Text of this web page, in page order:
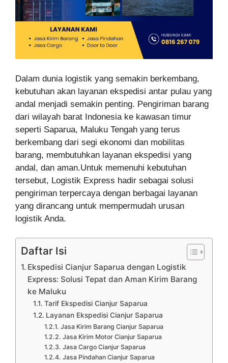
Dalam dunia logistik yang semakin berkembang,
kebutuhan akan layanan ekspedisi antar pulau yang
andal menjadi semakin penting. Pengiriman barang
dari wilayah barat Indonesia ke kawasan timur
seperti Saparua, Maluku Tengah yang terus
berkembang dari segi ekonomi dan mobilitas
barang, membutuhkan layanan ekspedisi yang
andal, dan aman.Untuk memenuhi kebutuhan
tersebut, Logistik Express hadir sebagai solusi
pengiriman terpercaya dengan berbagai layanan
yang dirancang untuk mempermudah urusan
logistik Anda.
Daftar Isi
Ekspedisi Cianjur Saparua dengan Logistik
Express: Solusi Tepat dan Aman Kirim Barang
ke Maluku
Tarif Ekspedisi Cianjur Saparua
Layanan Ekspedisi Cianjur Saparua
Jasa Kirim Barang Cianjur Saparua
Jasa Kirim Motor Cianjur Saparua
Jasa Cargo Cianjur Saparua
Jasa Pindahan Cianjur Saparua